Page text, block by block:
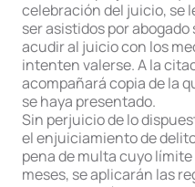
celebración del juicio, se
ser asistidos por abogado
acudir al juicio con los
intenten valerse. A la
acompañará copia de la
se haya presentado.
Sin perjuicio de lo
el enjuiciamiento de
pena de multa cuyo
meses, se aplicarán las